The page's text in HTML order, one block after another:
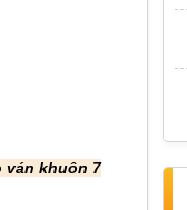
ván khuôn 7